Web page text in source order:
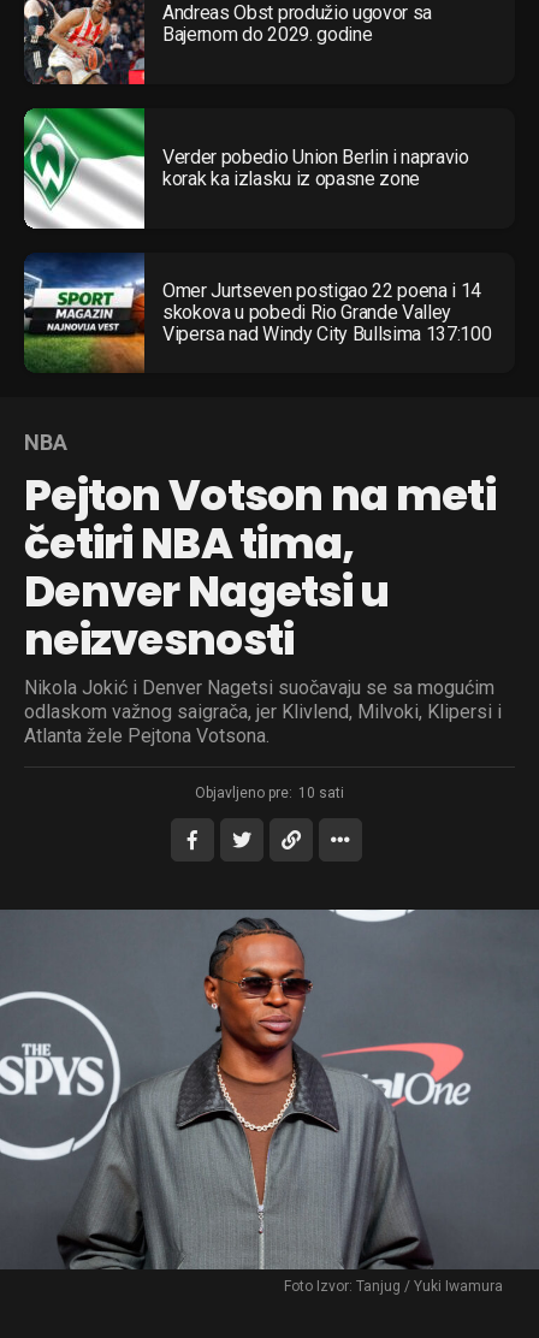
Andreas Obst produžio ugovor sa
Bajernom do 2029. godine
Verder pobedio Union Berlin i napravio
korak ka izlasku iz opasne zone
Omer Jurtseven postigao 22 poena i 14
skokova u pobedi Rio Grande Valley
Vipersa nad Windy City Bullsima 137:100
NBA
Pejton Votson na meti
četiri NBA tima,
Denver Nagetsi u
neizvesnosti
Nikola Jokić i Denver Nagetsi suočavaju se sa mogućim
odlaskom važnog saigrača, jer Klivlend, Milvoki, Klipersi i
Atlanta žele Pejtona Votsona.
Objavljeno pre: 10 sati
Foto Izvor: Tanjug / Yuki Iwamura